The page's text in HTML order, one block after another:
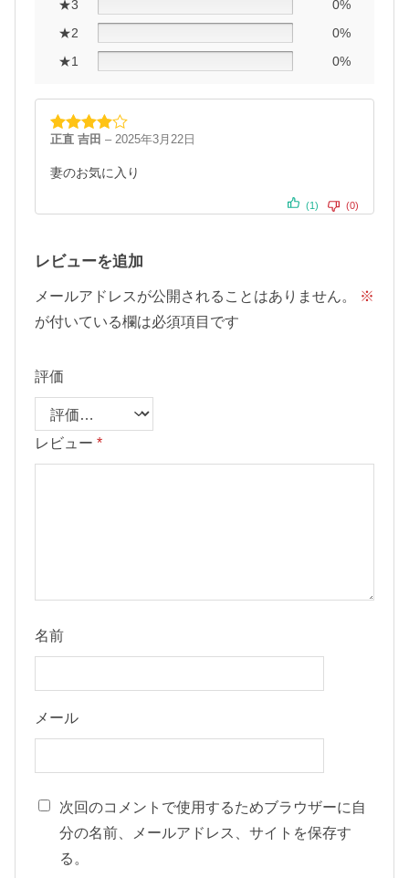
★3
0%
★2
0%
★1
0%
5段階中 4
正直 吉田 – 2025年3月22日
妻のお気に入り
(1) (0)
レビューを追加
メールアドレスが公開されることはありません。
※
が付いている欄は必須項目です
評価
レビュー *
名前
メール
次回のコメントで使用するためブラウザーに自
分の名前、メールアドレス、サイトを保存す
る。